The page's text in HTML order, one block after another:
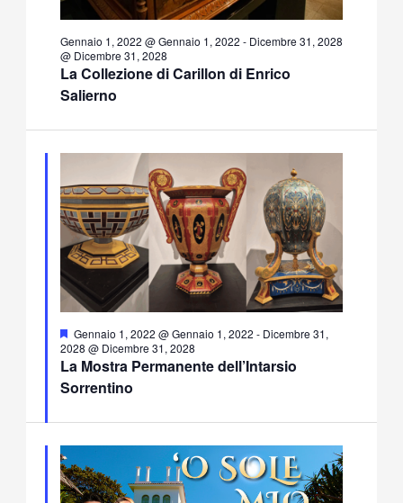
La Collezione di Carillon di Enrico
Salierno
Gennaio 1, 2022 @ Gennaio 1, 2022 - Dicembre 31, 2028
@ Dicembre 31, 2028
La Mostra Permanente dell’Intarsio
Sorrentino
Segnalati
Gennaio 1, 2022 @ Gennaio 1, 2022 - Dicembre 31,
2028 @ Dicembre 31, 2028